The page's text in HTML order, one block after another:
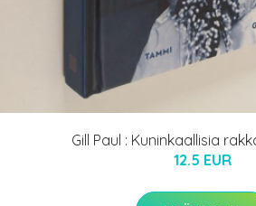
Gill Paul : Kuninkaallisia
12.5 EUR